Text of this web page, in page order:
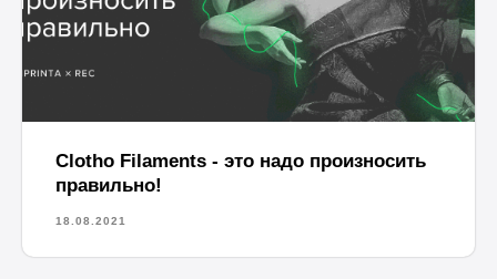
Clotho Filaments - это надо произносить
правильно!
18.08.2021